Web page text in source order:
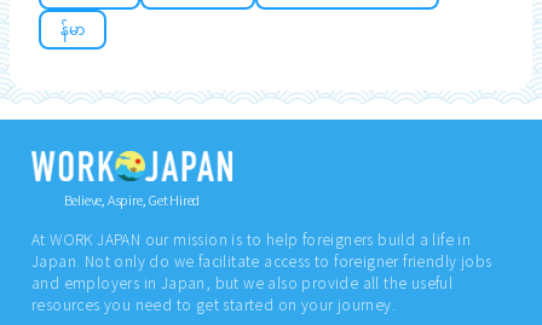
န်မာ
Believe, Aspire, Get Hired
At WORK JAPAN our mission is to help foreigners build a life in
Japan. Not only do we facilitate access to foreigner friendly jobs
and employers in Japan, but we also provide all the useful
resources you need to get started on your journey.